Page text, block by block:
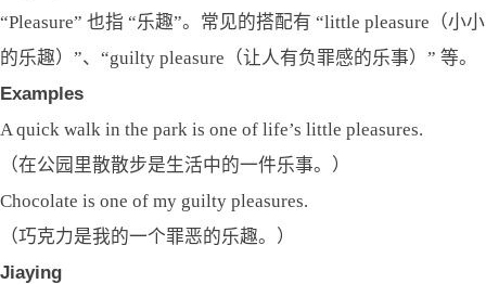
“Pleasure” 也指 “乐趣”。常见的搭配有 “little pleasure（小小
的乐趣）”、“guilty pleasure（让人有负罪感的乐事）” 等。
Examples
A quick walk in the park is one of life’s little pleasures.
（在公园里散散步是生活中的一件乐事。）
Chocolate is one of my guilty pleasures.
（巧克力是我的一个罪恶的乐趣。）
Jiaying